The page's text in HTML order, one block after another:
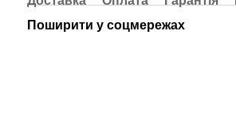
Поширити у соцмережах